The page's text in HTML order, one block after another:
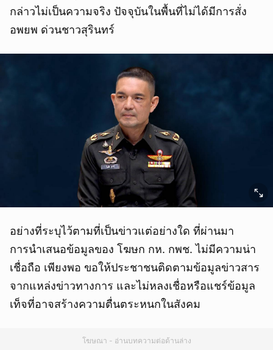
กล่าวไม่เป็นความจริง ปัจจุบันในพื้นที่ไม่ได้มีการสั่ง
อพยพ ด่วนชาวสุรินทร์
อย่างที่ระบุไว้ตามที่เป็นข่าวแต่อย่างใด ที่ผ่านมา
การนำเสนอข้อมูลของ โฆษก กห. กพช. ไม่มีความน่า
เชื่อถือ เพียงพอ ขอให้ประชาชนติดตามข้อมูลข่าวสาร
จากแหล่งข่าวทางการ และไม่หลงเชื่อหรือแชร์ข้อมูล
เท็จที่อาจสร้างความตื่นตระหนกในสังคม
โฆษณา - อ่านบทความต่อด้านล่าง